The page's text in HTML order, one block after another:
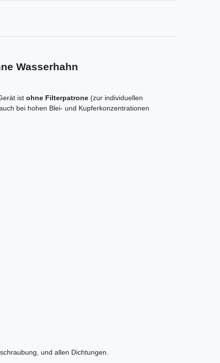
Wasserhahn
ist ohne Filterpatrone (zur individuellen
bei hohen Blei- und Kupferkonzentrationen
und allen Dichtungen.